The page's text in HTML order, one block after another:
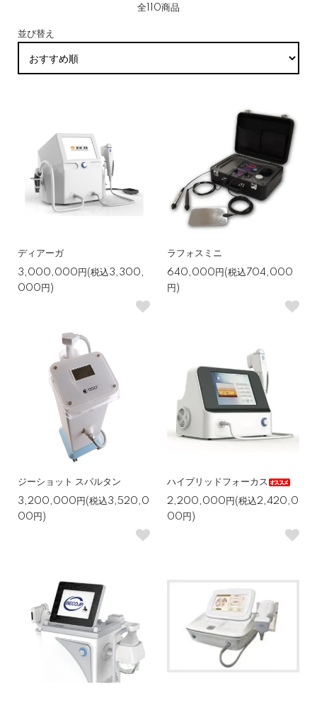
全110商品
並び替え
ディアーガ
3,000,000円(税込3,300,
000円)
ラフォスミニ
640,000円(税込704,000
円)
ジーショット スパルタン
3,200,000円(税込3,520,0
00円)
ハイブリッドフォーカス
2,200,000円(税込2,420,0
00円)